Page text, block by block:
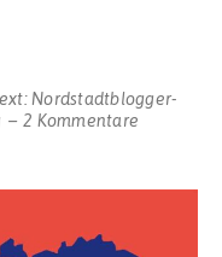
Nordstadtblogger-
2 Kommentare